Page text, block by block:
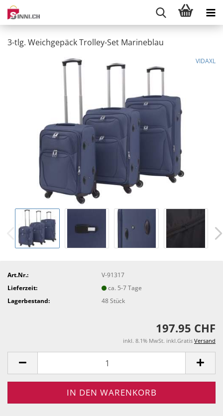
3-tlg. Weichgepäck Trolley-Set Marineblau
VIDAXL
Art.Nr.:
V-91317
Lieferzeit:
ca. 5-7 Tage
Lagerbestand:
48Stück
197.95 CHF
inkl. 8.1% MwSt. inkl.Gratis Versand